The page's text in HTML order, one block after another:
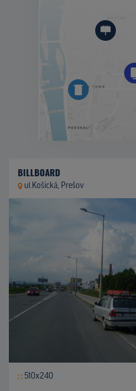
BILLBOARD
ul.Košická, Prešov
510x240